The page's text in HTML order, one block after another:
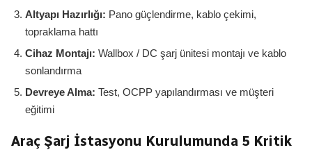
Altyapı Hazırlığı: Pano güçlendirme, kablo çekimi,
topraklama hattı
Cihaz Montajı: Wallbox / DC şarj ünitesi montajı ve kablo
sonlandırma
Devreye Alma: Test, OCPP yapılandırması ve müşteri
eğitimi
Araç Şarj İstasyonu Kurulumunda 5 Kritik